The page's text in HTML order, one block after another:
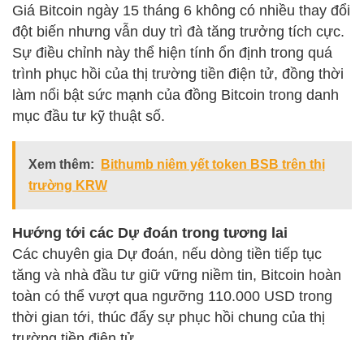
Giá Bitcoin ngày 15 tháng 6 không có nhiều thay đổi
đột biến nhưng vẫn duy trì đà tăng trưởng tích cực.
Sự điều chỉnh này thể hiện tính ổn định trong quá
trình phục hồi của thị trường tiền điện tử, đồng thời
làm nổi bật sức mạnh của đồng Bitcoin trong danh
mục đầu tư kỹ thuật số.
Xem thêm:
Bithumb niêm yết token BSB trên thị
trường KRW
Hướng tới các Dự đoán trong tương lai
Các chuyên gia Dự đoán, nếu dòng tiền tiếp tục
tăng và nhà đầu tư giữ vững niềm tin, Bitcoin hoàn
toàn có thể vượt qua ngưỡng 110.000 USD trong
thời gian tới, thúc đẩy sự phục hồi chung của thị